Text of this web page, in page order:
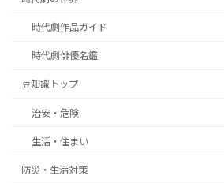
時代劇作品ガイド
時代劇俳優名鑑
豆知識トップ
治安・危険
生活・住まい
防災・生活対策